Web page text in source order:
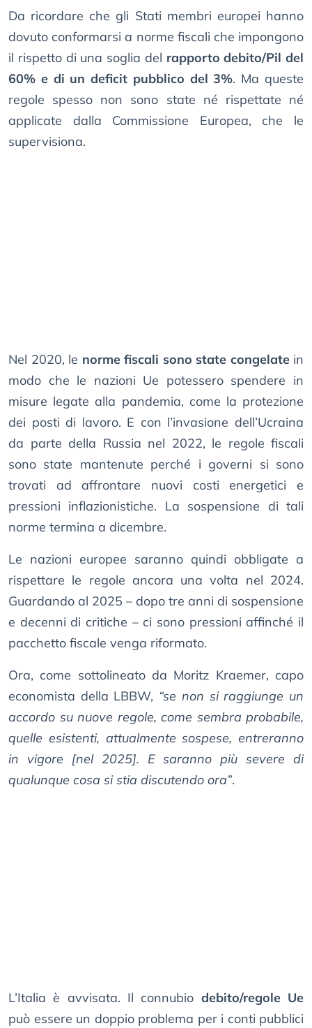
Da ricordare che gli Stati membri europei hanno
dovuto conformarsi a norme fiscali che impongono
il rispetto di una soglia del rapporto debito/Pil del
60% e di un deficit pubblico del 3%. Ma queste
regole spesso non sono state né rispettate né
applicate dalla Commissione Europea, che le
supervisiona.
Nel 2020, le norme fiscali sono state congelatein
modo che le nazioni Ue potessero spendere in
misure legate alla pandemia, come la protezione
dei posti di lavoro. E con l’invasione dell’Ucraina
da parte della Russia nel 2022, le regole fiscali
sono state mantenute perché i governi si sono
trovati ad affrontare nuovi costi energetici e
pressioni inflazionistiche. La sospensione di tali
norme termina a dicembre.
Le nazioni europee saranno quindi obbligate a
rispettare le regole ancora una volta nel 2024.
Guardando al 2025 – dopo tre anni di sospensione
e decenni di critiche – ci sono pressioni affinché il
pacchetto fiscale venga riformato.
Ora, come sottolineato da Moritz Kraemer, capo
economista della LBBW, “se non si raggiunge un
accordo su nuove regole, come sembra probabile,
quelle esistenti, attualmente sospese, entreranno
in vigore [nel 2025]. E saranno più severe di
qualunque cosa si stia discutendo ora”.
L’Italia è avvisata. Il connubio debito/regole Ue
può essere un doppio problema per i conti pubblici